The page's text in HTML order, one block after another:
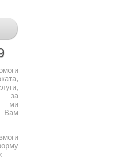
за
ми
Вам